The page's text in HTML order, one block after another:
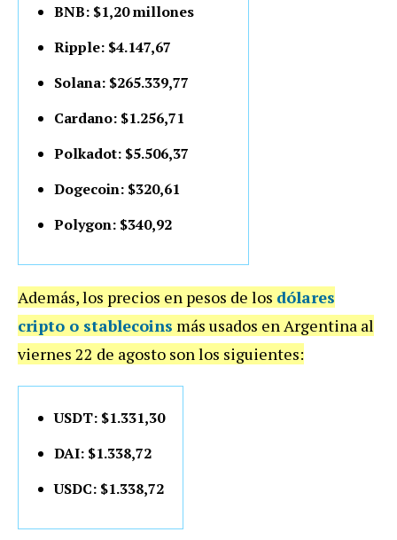
BNB: $1,20 millones
Ripple: $4.147,67
Solana: $265.339,77
Cardano: $1.256,71
Polkadot: $5.506,37
Dogecoin: $320,61
Polygon: $340,92
Además, los precios en pesos de los dólares
cripto o stablecoins más usados en Argentina al
viernes 22 de agosto son los siguientes:
USDT: $1.331,30
DAI: $1.338,72
USDC: $1.338,72